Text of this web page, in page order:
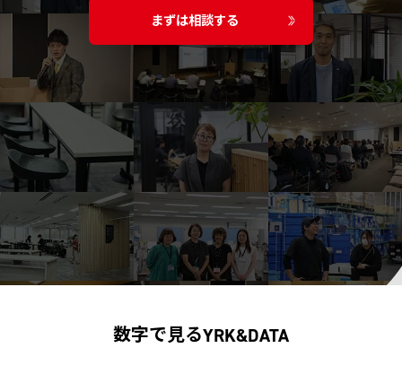
まずは相談する
数字で見るYRK&DATA